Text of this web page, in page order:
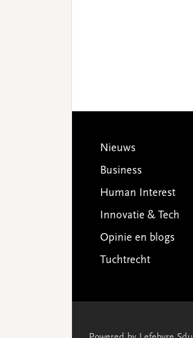
Footer
Nieuws
Business
Human Interest
Innovatie & Tech
Opinie en blogs
Tuchtrecht